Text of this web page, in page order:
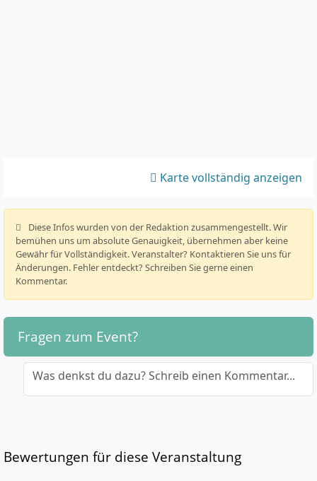
Karte vollständig anzeigen
️ Diese Infos wurden von der Redaktion zusammengestellt. Wir
bemühen uns um absolute Genauigkeit, übernehmen aber keine
Gewähr für Vollständigkeit. Veranstalter? Kontaktieren Sie uns für
Änderungen. Fehler entdeckt? Schreiben Sie gerne einen
Kommentar.
Fragen zum Event?
Was denkst du dazu? Schreib einen Kommentar...
Bewertungen für diese Veranstaltung